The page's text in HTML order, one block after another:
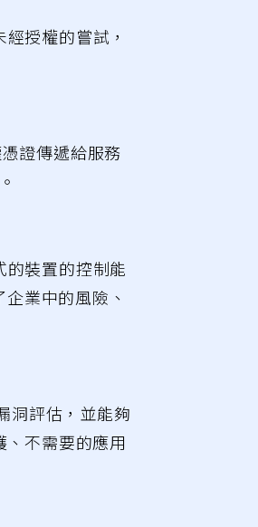
授權的嘗試，
證傳遞給服務
的裝置的控制能
業中的風險、
洞評估，並能夠
不需要的應用